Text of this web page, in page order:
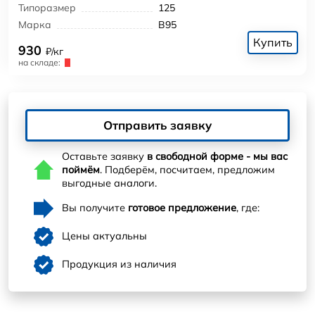
Типоразмер
125
Марка
В95
930 ₽/кг
на складе:
Купить
Отправить заявку
Оставьте заявку в свободной форме - мы вас
поймём. Подберём, посчитаем, предложим
выгодные аналоги.
Вы получите готовое предложение, где:
Цены актуальны
Продукция из наличия